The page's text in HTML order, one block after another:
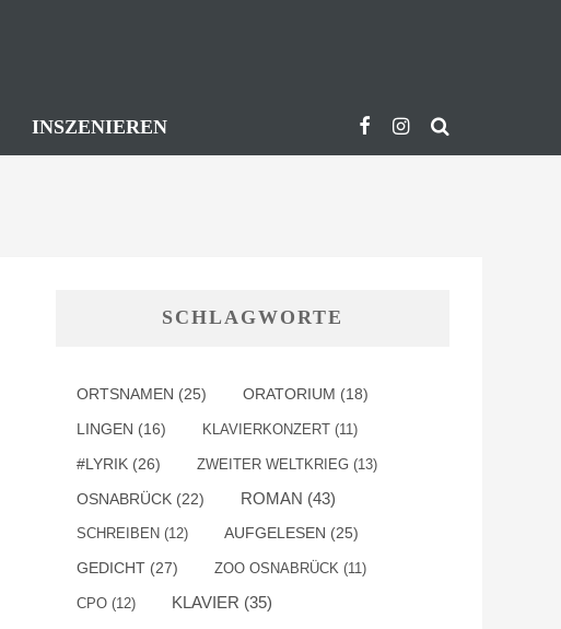
INSZENIEREN
SCHLAGWORTE
ORTSNAMEN (25) ORATORIUM (18)
LINGEN (16) KLAVIERKONZERT (11)
#LYRIK (26) ZWEITER WELTKRIEG (13)
OSNABRÜCK (22) ROMAN (43)
SCHREIBEN (12) AUFGELESEN (25)
GEDICHT (27) ZOO OSNABRÜCK (11)
CPO (12) KLAVIER (35)